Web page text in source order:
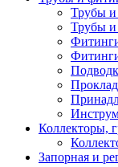
Трубы
Трубы и
Коллекторы,
Запорная и